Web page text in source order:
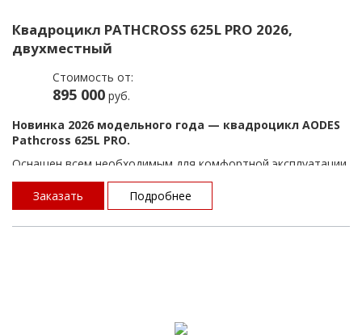
Квадроцикл PATHCROSS 625L PRO 2026,
двухместный
Стоимость от:
895 000 руб.
Новинка 2026 модельного года — квадроцикл AODES
Pathcross 625L PRO.
Оснащен всем необходимым для комфортной эксплуатации
и имеет продуманную и простую эргономику: багажные
площадки, передний не усиленный бампер, лебедку, зеркала
заднего вида, фаркоп, алюминиевые диски.
Данная модель подарит комфорт и эмоции как начинающим
Заказать Подробнее